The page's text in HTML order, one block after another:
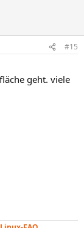
#15
geht. viele